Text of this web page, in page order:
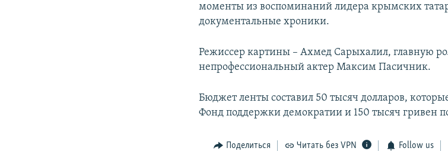
моменты из воспоминаний лидера крымских
документальные хроники.
Режиссер картины – Ахмед Сарыхалил, главную
непрофессиональный актер Максим Пасичник.
Бюджет ленты составил 50 тысяч долларов,
Фонд поддержки демократии и 150 тысяч гривен
Поделиться Читать без VPN Follow us